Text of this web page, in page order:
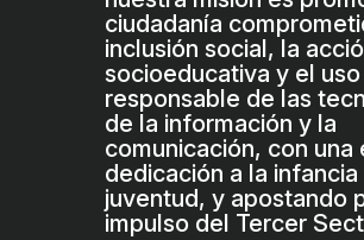
ciudadanía
inclusión social, la
socioeducativa y el uso
responsable de las
de la información y la
comunicación, con una
dedicación a la infancia
juventud, y apostando
impulso del Tercer